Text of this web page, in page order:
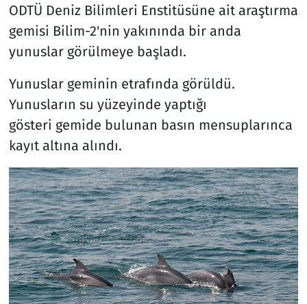
ODTÜ Deniz Bilimleri Enstitüsüne ait araştırma
gemisi Bilim-2'nin yakınında bir anda
yunuslar görülmeye başladı.
Yunuslar geminin etrafında görüldü.
Yunusların su yüzeyinde yaptığı
gösteri gemide bulunan basın mensuplarınca
kayıt altına alındı.
Spor
Teknoloji ve Bilim
Televizyon